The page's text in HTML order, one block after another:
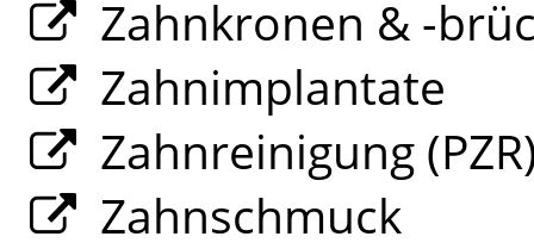
Zahnkronen & -
Zahnimplantate
Zahnreinigung
Zahnschmuck